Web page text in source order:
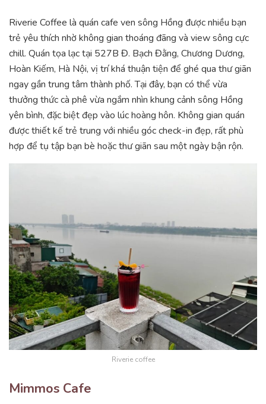
Riverie Coffee là quán cafe ven sông Hồng được nhiều bạn
trẻ yêu thích nhờ không gian thoáng đãng và view sông cực
chill. Quán tọa lạc tại 527B Đ. Bạch Đằng, Chương Dương,
Hoàn Kiếm, Hà Nội, vị trí khá thuận tiện để ghé qua thư giãn
ngay gần trung tâm thành phố. Tại đây, bạn có thể vừa
thưởng thức cà phê vừa ngắm nhìn khung cảnh sông Hồng
yên bình, đặc biệt đẹp vào lúc hoàng hôn. Không gian quán
được thiết kế trẻ trung với nhiều góc check-in đẹp, rất phù
hợp để tụ tập bạn bè hoặc thư giãn sau một ngày bận rộn.
Riverie coffee
Mimmos Cafe